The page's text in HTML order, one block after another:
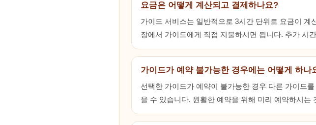
요금은 어떻게 계산되고 결제하나요?
가이드 서비스는 일반적으로 3시간 단위로 요금이
장에서 가이드에게 직접 지불하시면 됩니다. 추가 시
가이드가 예약 불가능한 경우에는 어떻게 하나
선택한 가이드가 예약이 불가능한 경우 다른 가이드
을 수 있습니다. 원활한 예약을 위해 미리 예약하시는